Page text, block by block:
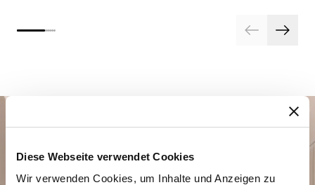
Diese Webseite verwendet Cookies
Wir verwenden Cookies, um Inhalte und Anzeigen zu